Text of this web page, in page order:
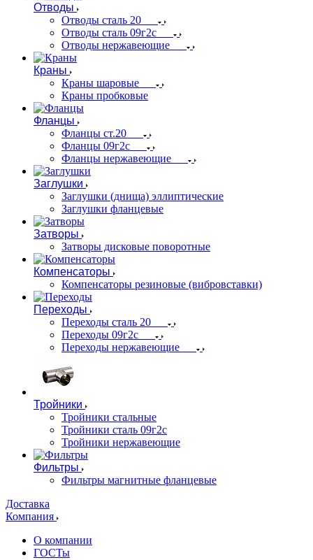
Отводы
Отводы сталь 20
Отводы сталь 09г2с
Отводы нержавеющие
Краны
Краны шаровые
Краны пробковые
Фланцы
Фланцы ст.20
Фланцы 09г2с
Фланцы нержавеющие
Заглушки
Заглушки (днища) эллиптические
Заглушки фланцевые
Затворы
Затворы дисковые поворотные
Компенсаторы
Компенсаторы резиновые (вибровставки)
Переходы
Переходы сталь 20
Переходы 09г2с
Переходы нержавеющие
Тройники
Тройники стальные
Тройники сталь 09г2с
Тройники нержавеющие
Фильтры
Фильтры магнитные фланцевые
Доставка
Компания
О компании
ГОСТы